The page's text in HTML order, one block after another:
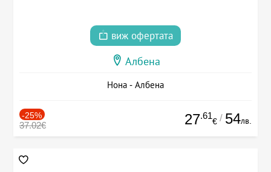
виж офертата
Албена
Нона - Албена
-25%
37.02€ 27.61
€ / 54лв.